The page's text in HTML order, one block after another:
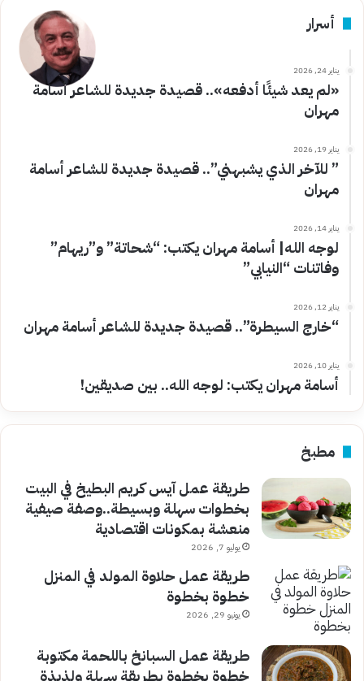
أسرار
يناير 24, 2026
«لم يعد شيئًا أدفعه».. قصيدة جديدة للشاعر أسامة
مهران
يناير 19, 2026
” للآخر الذي يشبهني”.. قصيدة جديدة للشاعر أسامة
مهران
يناير 14, 2026
لوجه الله| أسامة مهران يكتب: “شحاتة” و”ريهام”
وفاتنات “النيابي”
يناير 12, 2026
“خارج السيطرة”.. قصيدة جديدة للشاعر أسامة مهران
يناير 10, 2026
أسامة مهران يكتب: لوجه الله.. بين صديقين!
مطبخ
طريقة عمل آيس كريم البطيخ في البيت
بخطوات سهلة وبسيطة..وصفة صيفية
منعشة بمكونات اقتصادية
يوليو 7, 2026
طريقة عمل حلاوة المولد في المنزل
خطوة بخطوة
يونيو 29, 2026
طريقة عمل السبانخ باللحمة مكتوبة
خطوة بخطوة بطريقة سهلة ولذيذة